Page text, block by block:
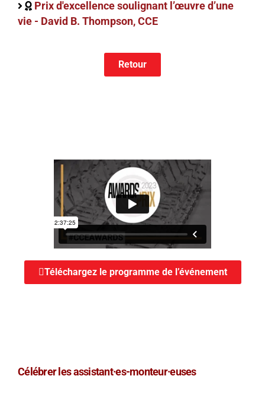
Prix d'excellence soulignant l’œuvre d’une
vie - David B. Thompson, CCE
Retour
Téléchargez le programme de l’événement
Célébrer les assistant·es-monteur·euses